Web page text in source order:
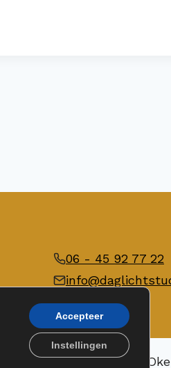
06 - 45 92 77 22
© 2026 Daglicht studio
Accepteer
Instellingen